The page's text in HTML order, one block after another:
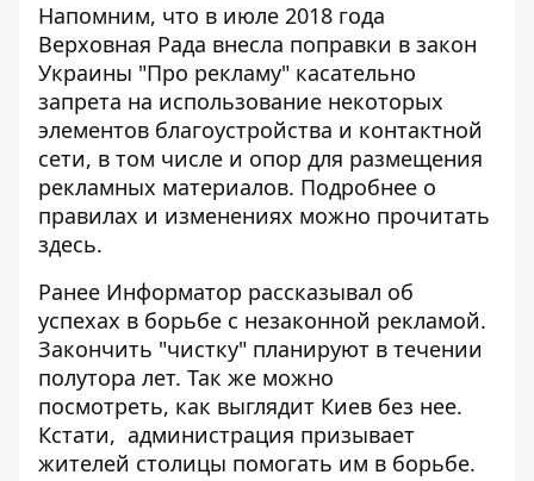
Напомним, что в июле 2018 года
Верховная Рада внесла поправки в закон
Украины "Про рекламу" касательно
запрета на использование некоторых
элементов благоустройства и контактной
сети, в том числе и опор для размещения
рекламных материалов. Подробнее о
правилах и изменениях можно прочитать
здесь.
Ранее Информатор рассказывал об
успехах в борьбе с незаконной рекламой.
Закончить "чистку" планируют в течении
полутора лет. Так же можно
посмотреть, как выглядит Киев без нее.
Кстати, администрация призывает
жителей столицы помогать им в борьбе.